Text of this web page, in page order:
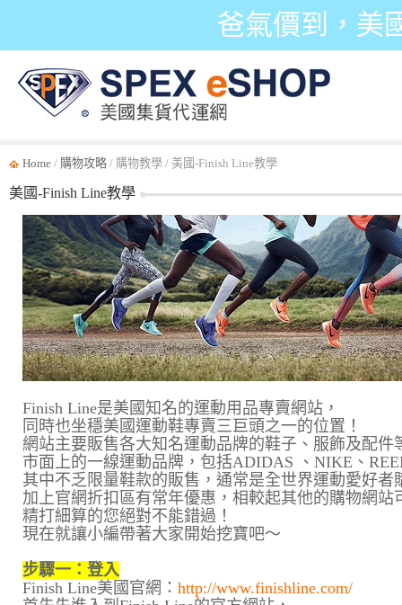
爸氣價到，美
Home / 購物攻略 / 購物教學 / 美國-Finish Line教學
美國-Finish Line教學
Finish Line是美國知名的運動用品專賣網站，
同時也坐穩美國運動鞋專賣三巨頭之一的位置！
網站主要販售各大知名運動品牌的鞋子、服飾及配件
市面上的一線運動品牌，包括ADIDAS 、NIKE、
其中不乏限量鞋款的販售，通常是全世界運動愛好
加上官網折扣區有常年優惠，相較起其他的購物網
精打細算的您絕對不能錯過！
現在就讓小編帶著大家開始挖寶吧～
步驟一：登入
Finish Line美國官網： http://www.finishline.com/